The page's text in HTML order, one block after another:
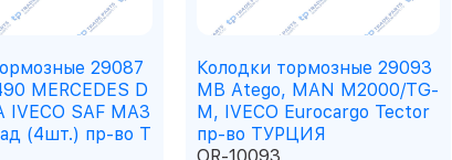
29087
MERCEDES D
IVECO SAF МАЗ
(4шт.) пр-во Т
Колодки тормозные 29093
MB Atego, MAN M2000/TG-
M, IVECO Eurocargo Tector
пр-во ТУРЦИЯ